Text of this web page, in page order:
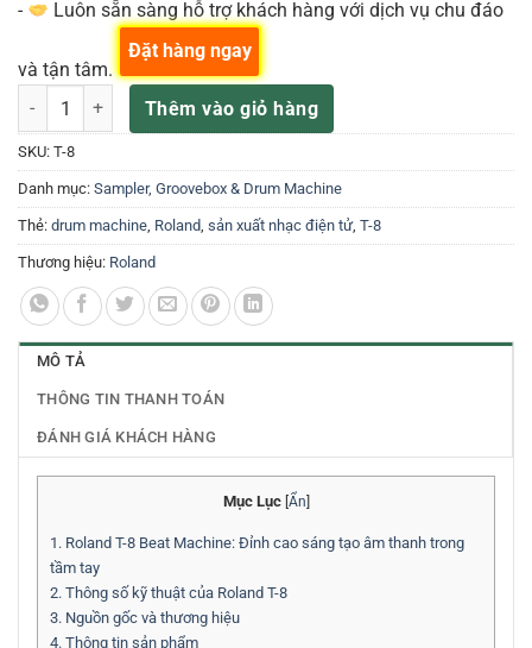
-
Luôn sẵn sàng hỗ trợ khách hàng với dịch vụ chu đáo
và tận tâm.
ROLAND Thiết bị tạo âm thanh T-8 số lượng
Thêm vào giỏ hàng
Đặt hàng ngay
SKU: T-8
Danh mục: Sampler, Groovebox & Drum Machine
Thẻ: drum machine, Roland, sản xuất nhạc điện tử, T-8
Thương hiệu: Roland
MÔ TẢ
THÔNG TIN THANH TOÁN
ĐÁNH GIÁ KHÁCH HÀNG
Mục Lục Ẩn
1. Roland T-8 Beat Machine: Đỉnh cao sáng tạo âm thanh trong
tầm tay
2. Thông số kỹ thuật của Roland T-8
3. Nguồn gốc và thương hiệu
4. Thông tin sản phẩm